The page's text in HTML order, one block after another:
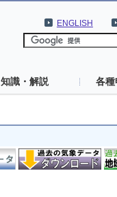
ENGLISH
知識・解説 各種